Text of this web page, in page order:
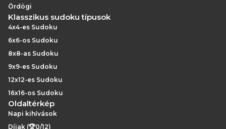
Ördögi
Klasszikus sudoku típusok
4x4-es Sudoku
6x6-os Sudoku
8x8-as Sudoku
9x9-es Sudoku
12x12-es Sudoku
16x16-os Sudoku
Oldaltérkép
Napi kihívások
Díjak (🏆0/12)